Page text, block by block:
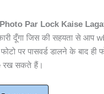
Par Lock Kaise
दूँगा जिस की सहयता से आप
पर पासवर्ड डालने के बाद
रख सकते हैं।